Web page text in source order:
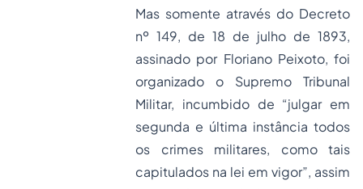
Mas somente através do Decreto
nº 149, de 18 de julho de 1893,
assinado por Floriano Peixoto, foi
organizado o Supremo Tribunal
Militar, incumbido de “julgar em
segunda e última instância todos
os crimes militares, como tais
capitulados na lei em vigor”, assim